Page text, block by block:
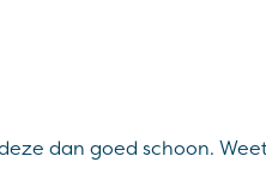
dan goed schoon.